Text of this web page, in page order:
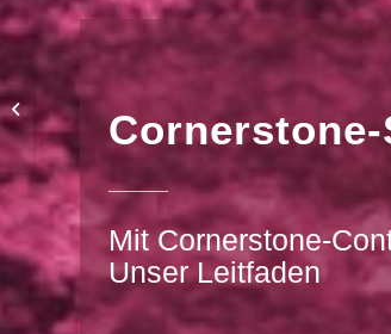
Mit Cornerstone-
Unser Leitfaden
B2B-Leadgenerierung:
Was ist das und was
muss ich dabei
beachten?